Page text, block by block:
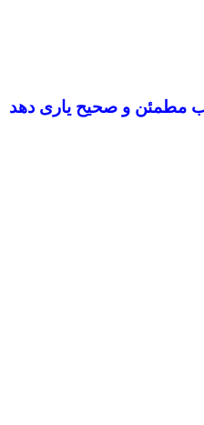
مطمئن و صحیح یاری دهد